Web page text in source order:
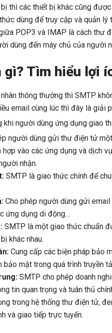
thì các thiết bị khác cũng
dùng để truy cập và quản
POP3 và IMAP là cách thư
dùng đến máy chủ của người
gì? Tìm hiểu lợi
thông thường thì SMTP
email cùng lúc thì đây là giải
khi người dùng ứng dụng giao
người dùng gửi thư điện tử
hợp vào các ứng dụng và dịch
nhận.
SMTP là giao thức chính để
Cho phép người dùng gửi email
ứng dụng di động…
SMTP là một giao thức chuẩn
khác nhau.
Cung cấp các biện pháp bảo
mật trong quá trình truyền
SMTP cho phép doanh
tin quan trọng và tuân thủ
trong hệ thống thư điện tử,
và giao tiếp trực tuyến.